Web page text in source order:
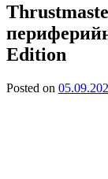
Edition
Posted on